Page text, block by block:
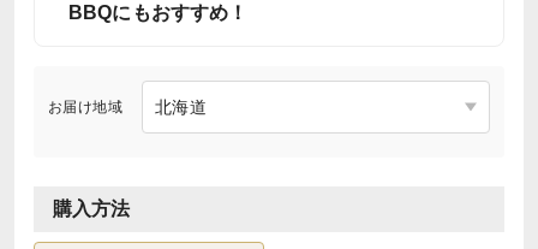
BBQにもおすすめ！
お届け地域
購入方法